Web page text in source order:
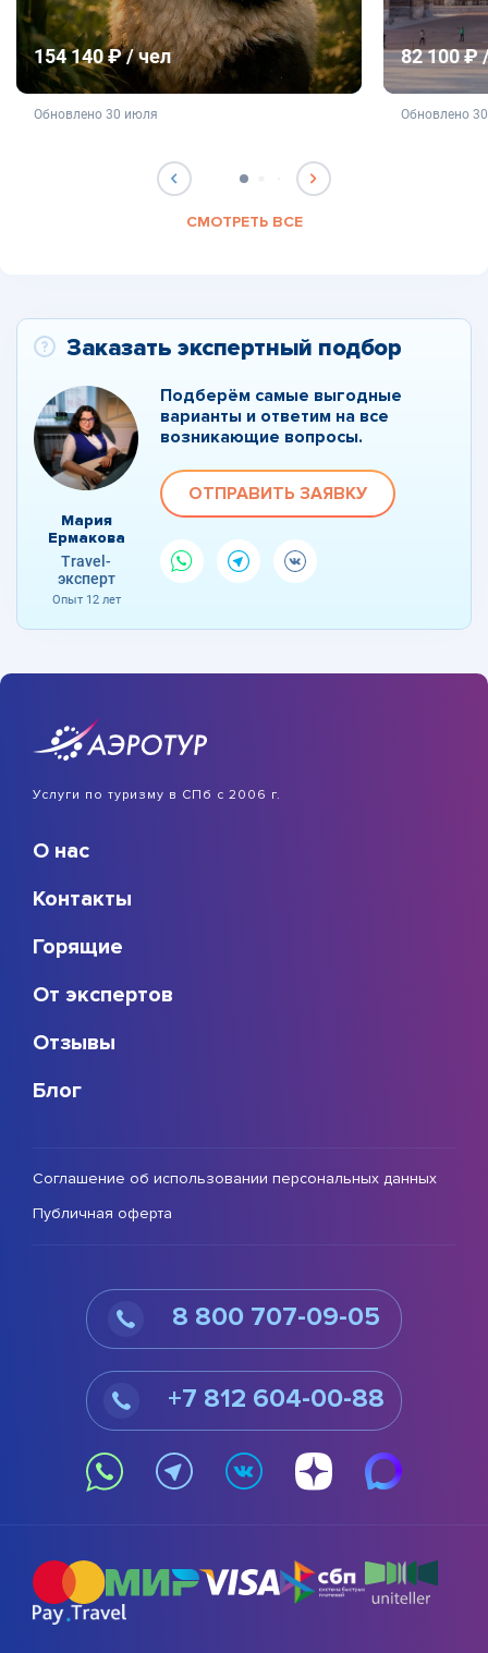
154 140 ₽ / чел
не является публичной офертой
Обновлено 30 июля
82 100 ₽
не
Обновлено
СМОТРЕТЬ ВСЕ
Заказать экспертный подбор
Мария
Ермакова
Travel-
эксперт
Опыт 12 лет
Подберём самые выгодные
варианты и ответим на все
возникающие вопросы.
ОТПРАВИТЬ ЗАЯВКУ
Услуги по туризму в СПб с 2006 г.
О нас
Контакты
Горящие
От экспертов
Отзывы
Блог
Соглашение об использовании персональных данных
Публичная оферта
8 800 707-09-05
+7 812 604-00-88